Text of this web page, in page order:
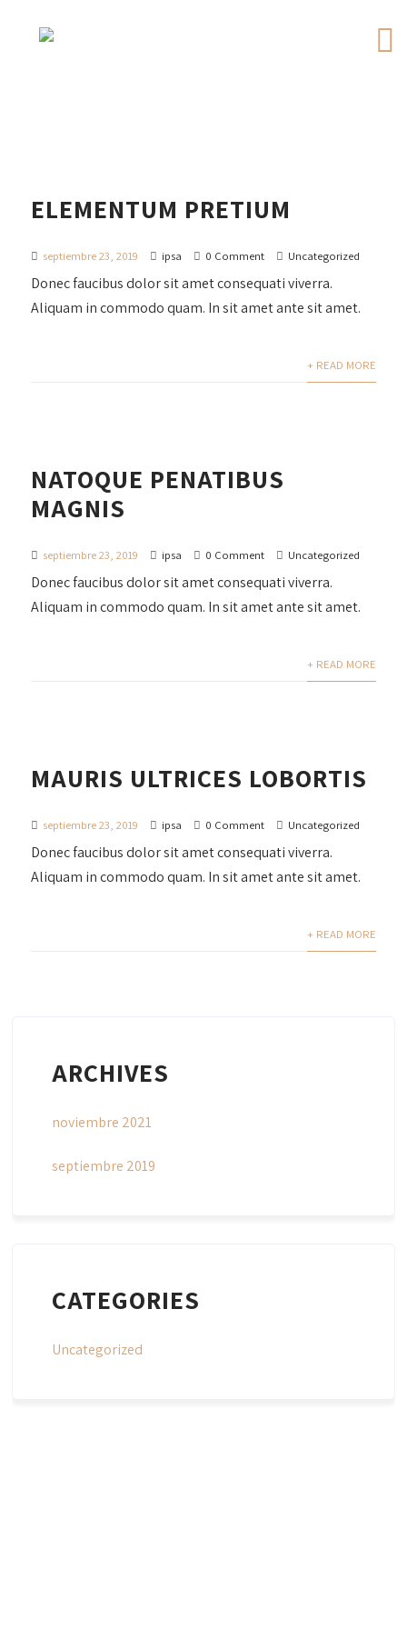
ELEMENTUM PRETIUM
septiembre 23, 2019 ipsa 0 Comment Uncategorized
Donec faucibus dolor sit amet consequati viverra.
Aliquam in commodo quam. In sit amet ante sit amet.
+ READ MORE
NATOQUE PENATIBUS
MAGNIS
septiembre 23, 2019 ipsa 0 Comment Uncategorized
Donec faucibus dolor sit amet consequati viverra.
Aliquam in commodo quam. In sit amet ante sit amet.
+ READ MORE
MAURIS ULTRICES LOBORTIS
septiembre 23, 2019 ipsa 0 Comment Uncategorized
Donec faucibus dolor sit amet consequati viverra.
Aliquam in commodo quam. In sit amet ante sit amet.
+ READ MORE
ARCHIVES
noviembre 2021
septiembre 2019
CATEGORIES
Uncategorized